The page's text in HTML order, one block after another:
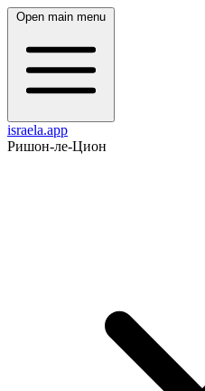
Open main menu
israela.app
Ришон-ле-Цион